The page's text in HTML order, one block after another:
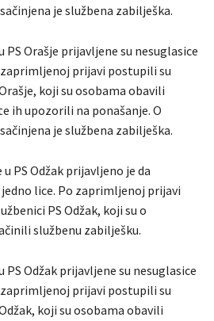
je službena zabilješka.
PS Orašje prijavljene su nesuglasice
prijavi postupili su
koji su osobama obavili
ih upozorili na ponašanje. O
je službena zabilješka.
u PS Odžak prijavljeno je da
lice. Po zaprimljenoj prijavi
PS Odžak, koji su o
službenu zabilješku.
PS Odžak prijavljene su nesuglasice
prijavi postupili su
koji su osobama obavili